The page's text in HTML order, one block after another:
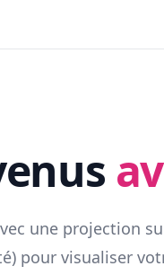
une projection
pour visualiser